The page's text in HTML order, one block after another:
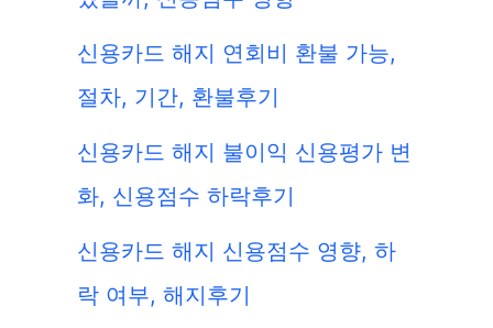
신용카드 해지 연회비 환불 가능,
절차, 기간, 환불후기
신용카드 해지 불이익 신용평가 변
화, 신용점수 하락후기
신용카드 해지 신용점수 영향, 하
락 여부, 해지후기